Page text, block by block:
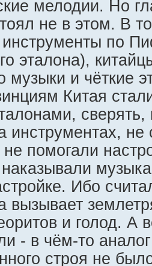
мелодии. Но
не в этом. В
по
эталона),
музыки и чёткие
Китая
сверять,
инструментах, не
помогали
Ибо
вызывает
и голод. А
- в чём-то
строя не